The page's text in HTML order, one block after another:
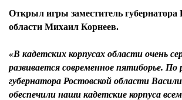
Открыл игры заместитель губернатора
области Михаил Корнеев.
«В кадетских корпусах области очень
развивается современное пятиборье.
губернатора Ростовской области
обеспечили наши кадетские корпуса